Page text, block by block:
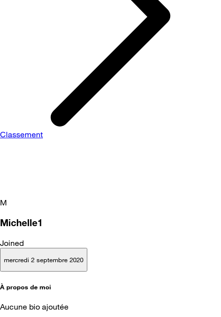
Classement
M
Michelle1
Joined
mercredi 2 septembre 2020
À propos de moi
Aucune bio ajoutée